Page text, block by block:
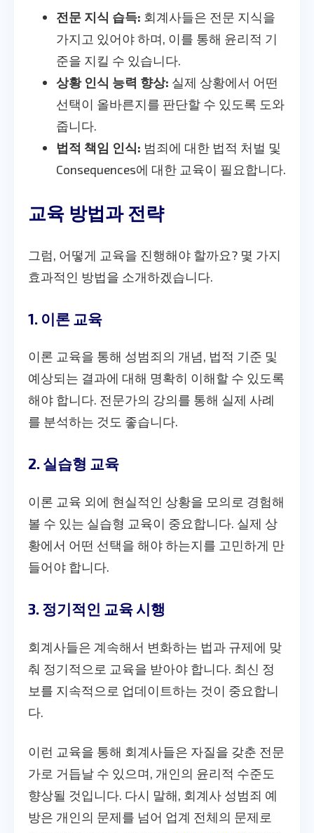
전문 지식 습득: 회계사들은 전문 지식을
가지고 있어야 하며, 이를 통해 윤리적 기
준을 지킬 수 있습니다.
상황 인식 능력 향상: 실제 상황에서 어떤
선택이 올바른지를 판단할 수 있도록 도와
줍니다.
법적 책임 인식: 범죄에 대한 법적 처벌 및
Consequences에 대한 교육이 필요합니다.
교육 방법과 전략
그럼, 어떻게 교육을 진행해야 할까요? 몇 가지
효과적인 방법을 소개하겠습니다.
1. 이론 교육
이론 교육을 통해 성범죄의 개념, 법적 기준 및
예상되는 결과에 대해 명확히 이해할 수 있도록
해야 합니다. 전문가의 강의를 통해 실제 사례
를 분석하는 것도 좋습니다.
2. 실습형 교육
이론 교육 외에 현실적인 상황을 모의로 경험해
볼 수 있는 실습형 교육이 중요합니다. 실제 상
황에서 어떤 선택을 해야 하는지를 고민하게 만
들어야 합니다.
3. 정기적인 교육 시행
회계사들은 계속해서 변화하는 법과 규제에 맞
춰 정기적으로 교육을 받아야 합니다. 최신 정
보를 지속적으로 업데이트하는 것이 중요합니
다.
이런 교육을 통해 회계사들은 자질을 갖춘 전문
가로 거듭날 수 있으며, 개인의 윤리적 수준도
향상될 것입니다. 다시 말해, 회계사 성범죄 예
방은 개인의 문제를 넘어 업계 전체의 문제로